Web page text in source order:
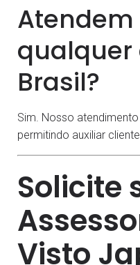
qualquer
Brasil?
Sim. Nosso
permitindo auxiliar
Solicite
Visto